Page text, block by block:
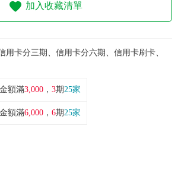
加入收藏清單
用卡分三期、信用卡分六期、信用卡刷卡、
額滿3,000 ， 3期25家
額滿6,000 ， 6期25家